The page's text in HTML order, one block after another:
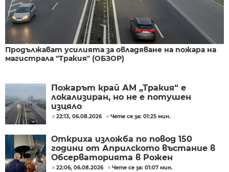
Продължават усилията за овладяване на пожара на
магистрала "Тракия" (ОБЗОР)
Пожарът край АМ „Тракия“ е
локализиран, но не е потушен
изцяло
22:13, 06.08.2026 Чете се за: 01:25 мин.
Откриха изложба по повод 150
години от Априлското въстание в
Обсерваторията в Рожен
22:06, 06.08.2026 Чете се за: 01:07 мин.